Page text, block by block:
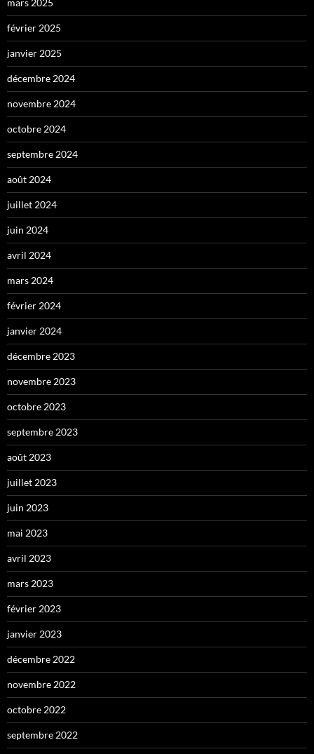
mars 2025
février 2025
janvier 2025
décembre 2024
novembre 2024
octobre 2024
septembre 2024
août 2024
juillet 2024
juin 2024
avril 2024
mars 2024
février 2024
janvier 2024
décembre 2023
novembre 2023
octobre 2023
septembre 2023
août 2023
juillet 2023
juin 2023
mai 2023
avril 2023
mars 2023
février 2023
janvier 2023
décembre 2022
novembre 2022
octobre 2022
septembre 2022